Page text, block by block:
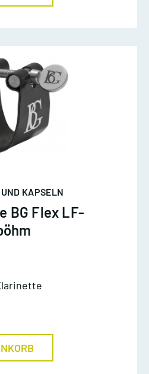
KAPSELN
BG Flex LF-